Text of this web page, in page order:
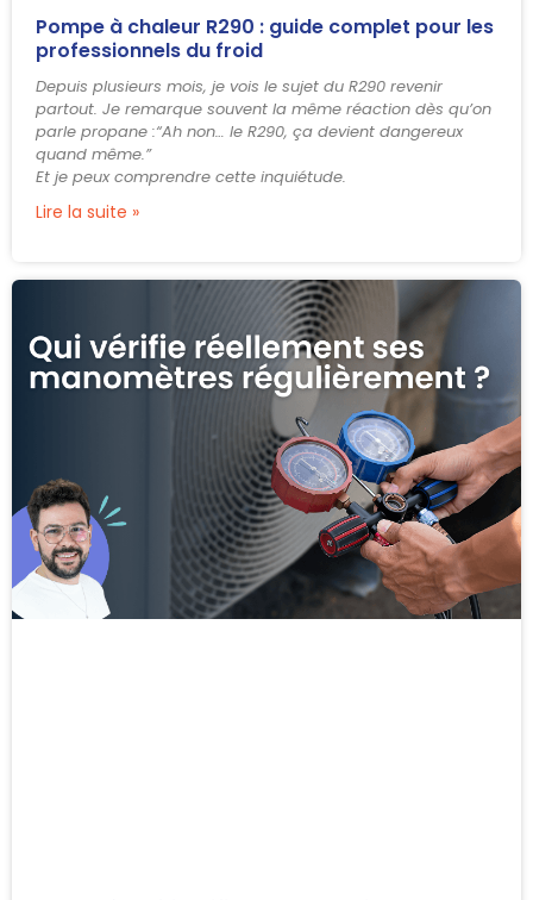
Pompe à chaleur R290 : guide complet pour les
professionnels du froid
Depuis plusieurs mois, je vois le sujet du R290 revenir
partout. Je remarque souvent la même réaction dès qu’on
parle propane :“Ah non… le R290, ça devient dangereux
quand même.”
Et je peux comprendre cette inquiétude.
Lire la suite »